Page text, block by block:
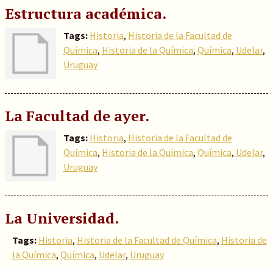
Estructura académica.
Tags: Historia, Historia de la Facultad de
Química, Historia de la Química, Química, Udelar,
Uruguay
La Facultad de ayer.
Tags: Historia, Historia de la Facultad de
Química, Historia de la Química, Química, Udelar,
Uruguay
La Universidad.
Tags: Historia, Historia de la Facultad de Química, Historia de
la Química, Química, Udelar, Uruguay